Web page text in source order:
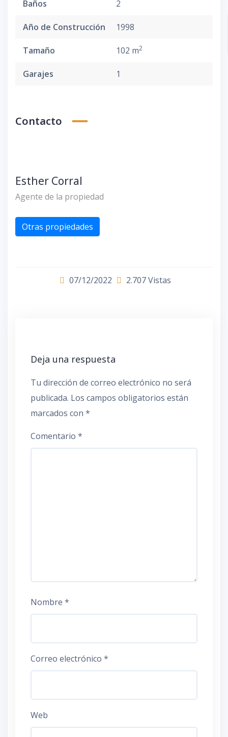
Baños 2
Año de Construcción 1998
Tamaño 102 m2
Garajes 1
Contacto
Esther Corral
Agente de la propiedad
Otras propiedades
07/12/2022 2.707 Vistas
Deja una respuesta
Tu dirección de correo electrónico no será
publicada. Los campos obligatorios están
marcados con *
Comentario *
Nombre *
Correo electrónico *
Web